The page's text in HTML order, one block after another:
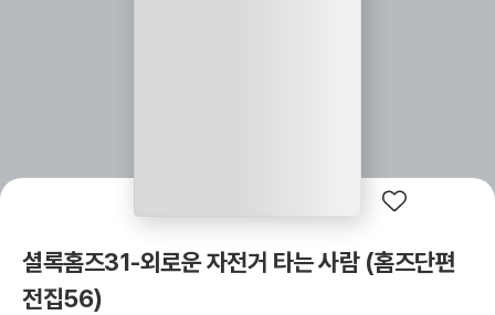
셜록홈즈31-외로운 자전거 타는 사람 (홈즈단편
전집56)